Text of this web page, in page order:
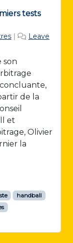
tests
|
Leave
son
de la
et
Olivier
la
handball